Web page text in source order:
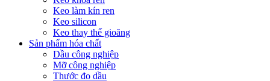
Keo làm kín ren
Keo silicon
Keo thay thế gioăng
Sản phẩm hóa chất
Dầu công nghiệp
Mỡ công nghiệp
Thước đo dầu